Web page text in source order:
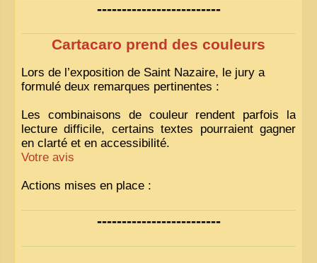
-------------------------
Cartacaro prend des couleurs
Lors de l’exposition de Saint Nazaire, le jury a
formulé deux remarques pertinentes :
Les combinaisons de couleur rendent parfois la
lecture difficile, certains textes pourraient gagner
en clarté et en accessibilité.
Votre avis
Actions mises en place :
Nous avons déjà ajusté les couleurs pour améliorer
la lisibilité. Votre avis nous intéresse !
-------------------------